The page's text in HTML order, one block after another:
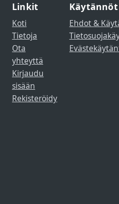
Linkit
Koti
Tietoja
Ota
yhteyttä
Kirjaudu
sisään
Rekisteröidy
Käytännöt
Ehdot &